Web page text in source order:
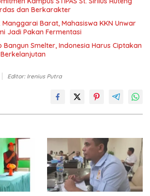
dan Berkarakter
Barat, Mahasiswa KKN Unwar
Jadi Pakan Fermentasi
Bangun Smelter, Indonesia Harus Ciptakan
Editor: Irenius Putra